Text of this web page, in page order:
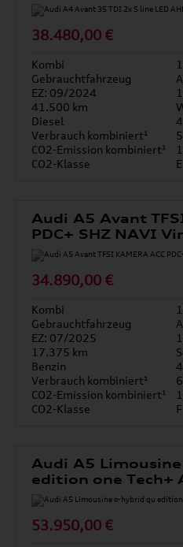
38.480,00 €
Kombi
Gebrauchtfahrzeug
EZ: 09/2024
41.500 km
Diesel
Verbrauch kombiniert¹
CO2-Emission kombiniert¹
CO2-Klasse
E
Audi A5 Avant
PDC+ SHZ NAVI
34.890,00 €
Kombi
Gebrauchtfahrzeug
EZ: 07/2025
17.375 km
Benzin
Verbrauch kombiniert¹
CO2-Emission kombiniert¹
CO2-Klasse
F
Audi A5
edition one Tech+
53.950,00 €